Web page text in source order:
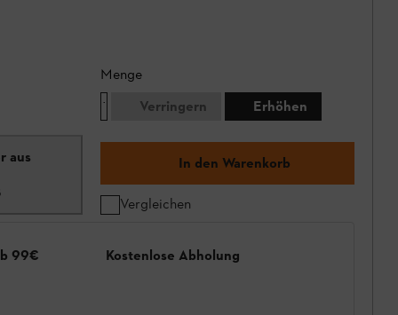
aus
Menge
Verringern
Erhöhen
In den Warenkorb
Vergleichen
99€ Kostenlose Abholung